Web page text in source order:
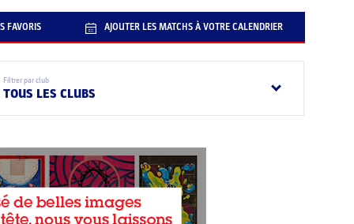
FAVORIS AJOUTER LES MATCHS À VOTRE CALENDRIER
Filtrer par club
TOUS LES CLUBS